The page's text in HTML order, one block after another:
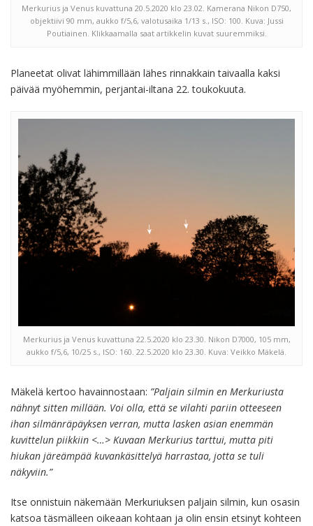
Merkurius ja Venus kuvattuna 20.5.2020 klo 23.02. Kamerana Nikon D750,
objektiivi 90 mm, aukko f/5,6, valotusaika 1/13 s., ISO: 100. Kuva: Jussi
Poutiainen. Klikkaamalla saat artikkelin kuvat suuremmiksi.
Planeetat olivat lähimmillään lähes rinnakkain taivaalla kaksi
päivää myöhemmin, perjantai-iltana 22. toukokuuta.
Merkurius ja Venus kuvattuna 22.5.2020 klo 23.30. Nikon D7000, 105 mm,
aukko f/5,6, 10/25 s., ISO: 160. 22.5.2020 klo 23.30. Kuva: Veikko Mäkelä.
Mäkelä kertoo havainnostaan: ”Paljain silmin en Merkuriusta
nähnyt sitten millään. Voi olla, että se vilahti pariin otteeseen
ihan silmänräpäyksen verran, mutta lasken asian enemmän
kuvittelun piikkiin <…> Kuvaan Merkurius tarttui, mutta piti
hiukan järeämpää kuvankäsittelyä harrastaa, jotta se tuli
näkyviin.”
Itse onnistuin näkemään Merkuriuksen paljain silmin, kun osasin
katsoa täsmälleen oikeaan kohtaan ja olin ensin etsinyt kohteen